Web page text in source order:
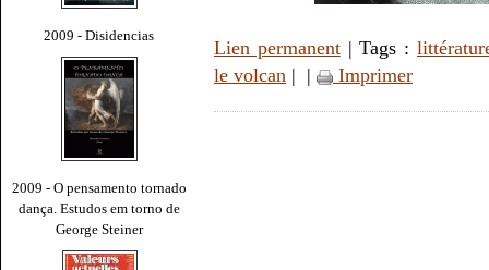
2009 - Disidencias
2009 - O pensamento tornado
dança. Estudos em torno de
George Steiner
Lien permanent| Tags :
le volcan | | Imprimer